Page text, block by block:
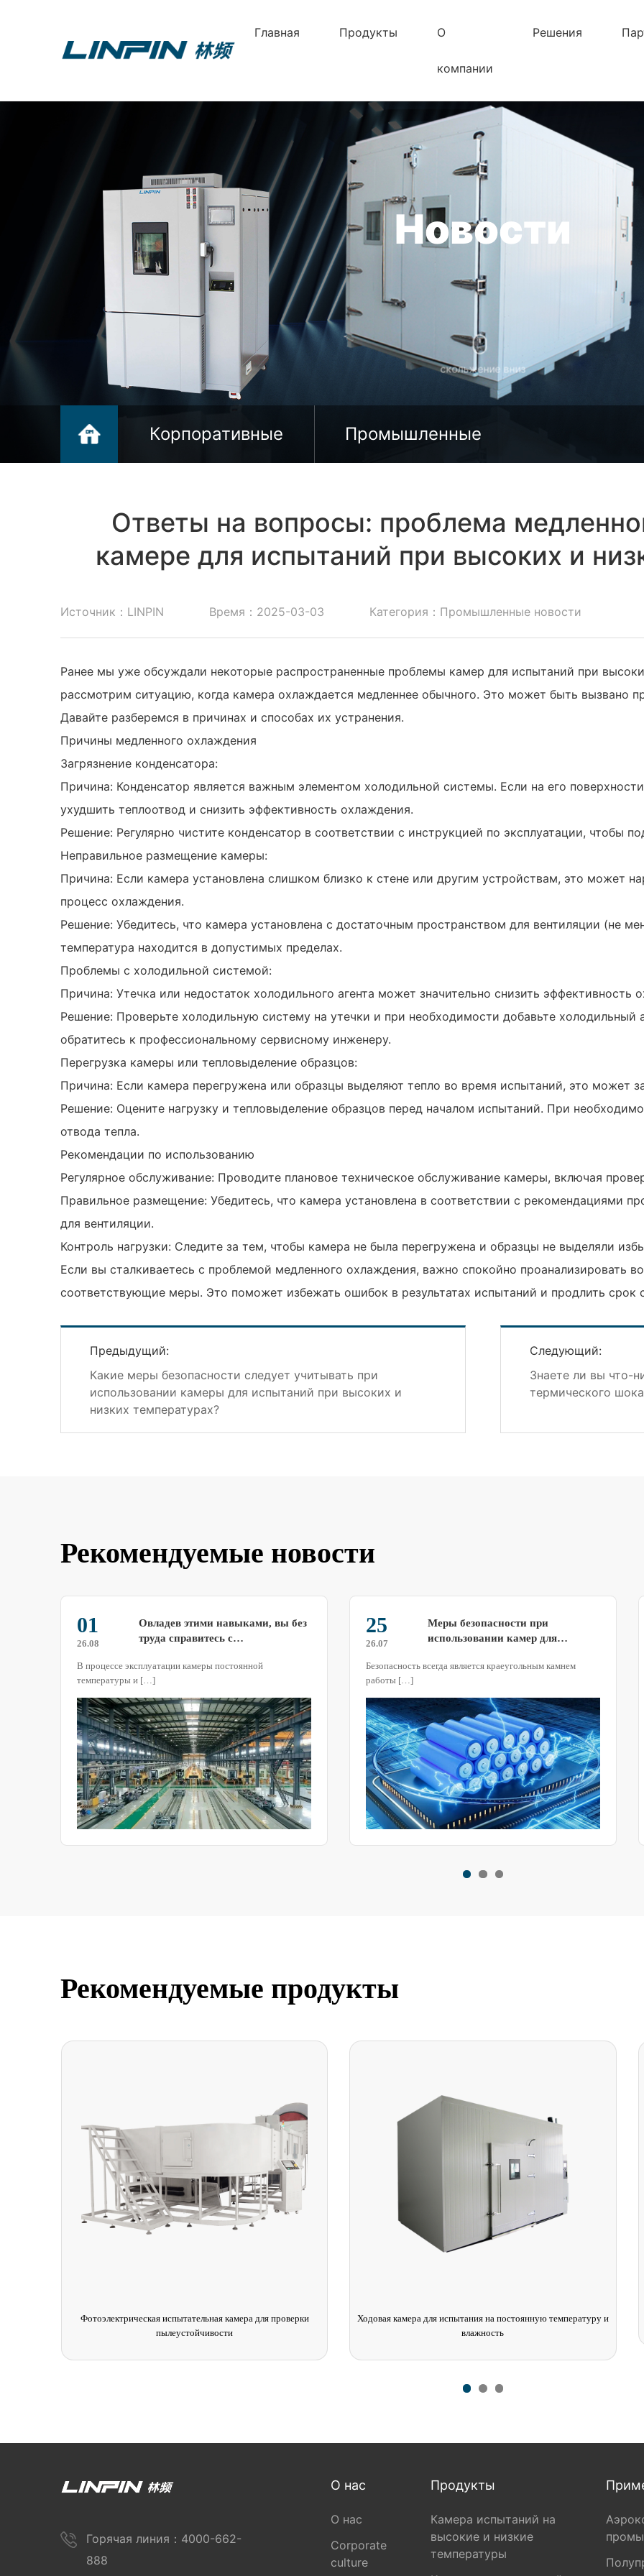
Главная Продукты О
компании
Решения
Новости
скольжение вниз
Корпоративные Промышленные
Ответы на вопросы: проблема
камере для испытаний при высоких и
Источник：LINPIN Время：2025-03-03 Категория：Промышленные новости
Ранее мы уже обсуждали некоторые распространенные проблемы камер для испытаний при
рассмотрим ситуацию, когда камера охлаждается медленнее обычного. Это может быть вызвано
Давайте разберемся в причинах и способах их устранения.
Причины медленного охлаждения
Загрязнение конденсатора:
Причина: Конденсатор является важным элементом холодильной системы. Если на его
ухудшить теплоотвод и снизить эффективность охлаждения.
Решение: Регулярно чистите конденсатор в соответствии с инструкцией по эксплуатации, чтобы
Неправильное размещение камеры:
Причина: Если камера установлена слишком близко к стене или другим устройствам, это может
процесс охлаждения.
Решение: Убедитесь, что камера установлена с достаточным пространством для вентиляции (не
температура находится в допустимых пределах.
Проблемы с холодильной системой:
Причина: Утечка или недостаток холодильного агента может значительно снизить эффективность
Решение: Проверьте холодильную систему на утечки и при необходимости добавьте холодильный
обратитесь к профессиональному сервисному инженеру.
Перегрузка камеры или тепловыделение образцов:
Причина: Если камера перегружена или образцы выделяют тепло во время испытаний, это может
Решение: Оцените нагрузку и тепловыделение образцов перед началом испытаний. При
отвода тепла.
Рекомендации по использованию
Регулярное обслуживание: Проводите плановое техническое обслуживание камеры, включая
Правильное размещение: Убедитесь, что камера установлена в соответствии с рекомендациями
для вентиляции.
Контроль нагрузки: Следите за тем, чтобы камера не была перегружена и образцы не выделяли
Если вы сталкиваетесь с проблемой медленного охлаждения, важно спокойно проанализировать
соответствующие меры. Это поможет избежать ошибок в результатах испытаний и продлить срок
Предыдущий:
Какие меры безопасности следует учитывать при
использовании камеры для испытаний при высоких и
низких температурах?
Следующий:
Знаете ли вы что-
термического
Рекомендуемые новости
25
26.07
Меры безопасности при
использовании камер для
низкие температурные удары
Безопасность всегда является краеугольным камнем
работы […]
18
26.07
Ключевая роль озона в озоновых
камерах для испытаний на
Озоновые камеры для испытаний на старение являются
незаменимыми приборами в области испытаний
Распространенными типами являются озоновые камеры
для испытаний на старение и ультрафиолетовые камеры
для испытаний на старение.
Рекомендуемые продукты
Ходовая камера для испытания на постоянную температуру и
влажность
Камера для испытаний топливных элементов на водороде
Горячая линия：4000-662-
888
О нас
О нас
Corporate
culture
Продукты
Камера испытаний на
высокие и низкие
температуры